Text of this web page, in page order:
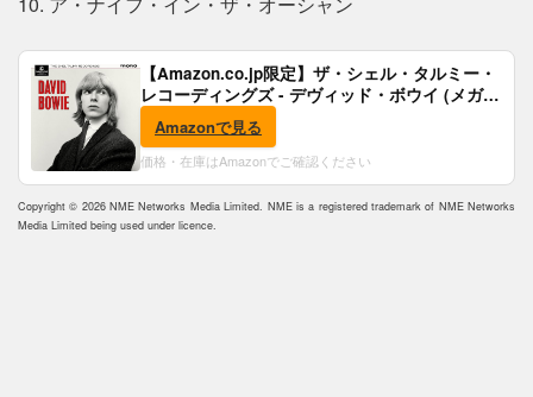
【Amazon.co.jp限定】ザ・シェル・タルミー・
レコーディングズ - デヴィッド・ボウイ (メガジ
ャケ付)
Amazonで見る
価格・在庫はAmazonでご確認ください
Copyright © 2026 NME Networks Media Limited. NME is a registered trademark of NME Networks
Media Limited being used under licence.